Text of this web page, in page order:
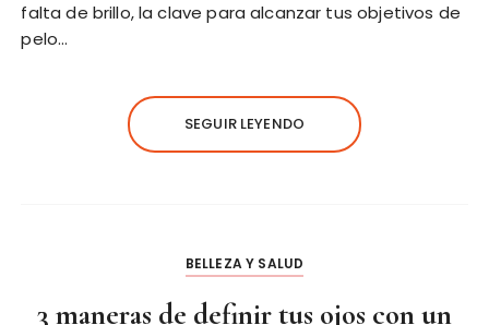
falta de brillo, la clave para alcanzar tus objetivos de
pelo…
SEGUIR LEYENDO
BELLEZA Y SALUD
3 maneras de definir tus ojos con un